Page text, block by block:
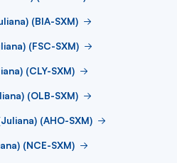
(BIA-SXM)
(FSC-SXM)
(CLY-SXM)
(OLB-SXM)
(AHO-SXM)
(NCE-SXM)